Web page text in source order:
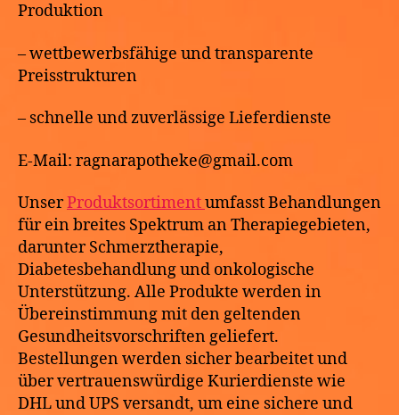
Produktion
– wettbewerbsfähige und transparente
Preisstrukturen
– schnelle und zuverlässige Lieferdienste
E-Mail: ragnarapotheke@gmail.com
UnserProduktsortimentumfasst Behandlungen
für ein breites Spektrum an Therapiegebieten,
darunter Schmerztherapie,
Diabetesbehandlung und onkologische
Unterstützung. Alle Produkte werden in
Übereinstimmung mit den geltenden
Gesundheitsvorschriften geliefert.
Bestellungen werden sicher bearbeitet und
über vertrauenswürdige Kurierdienste wie
DHL und UPS versandt, um eine sichere und